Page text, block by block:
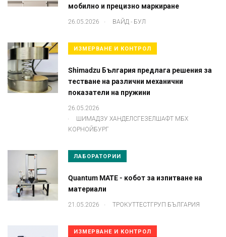
мобилно и прецизно маркиране
26.05.2026 . ВАЙД - БУЛ
ИЗМЕРВАНЕ И КОНТРОЛ
Shimadzu България предлага решения за
тестване на различни механични
показатели на пружини
26.05.2026
.
ШИМАДЗУ ХАНДЕЛСГЕЗЕЛШАФТ МБХ
КОРНОЙБУРГ
ЛАБОРАТОРИИ
Quantum MATE - кобот за изпитване на
материали
21.05.2026 . ТРОКУТТЕСТГРУП БЪЛГАРИЯ
ИЗМЕРВАНЕ И КОНТРОЛ